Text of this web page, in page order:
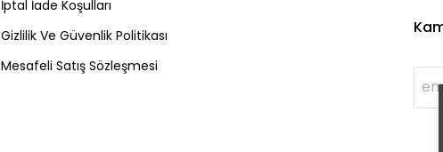
İptal İade Koşulları
Gizlilik Ve Güvenlik Politikası
Mesafeli Satış Sözleşmesi